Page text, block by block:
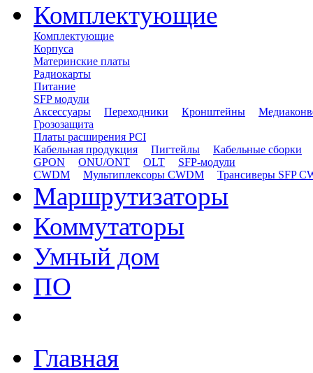
Комплектующие
Комплектующие
Корпуса
Материнские платы
Радиокарты
Питание
SFP модули
Аксессуары
Переходники Кронштейны
Грозозащита
Платы расширения PCI
Кабельная продукция
Пигтейлы
Кабельные сборки
GPON
ONU/ONT OLT
SFP-модули
CWDM
Мультиплексоры CWDM Трансиверы SFP
Маршрутизаторы
Коммутаторы
Умный дом
ПО
Главная